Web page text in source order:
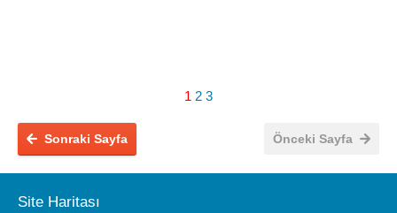
1 2 3
Önceki Sayfa
Sonraki Sayfa
Site Haritası